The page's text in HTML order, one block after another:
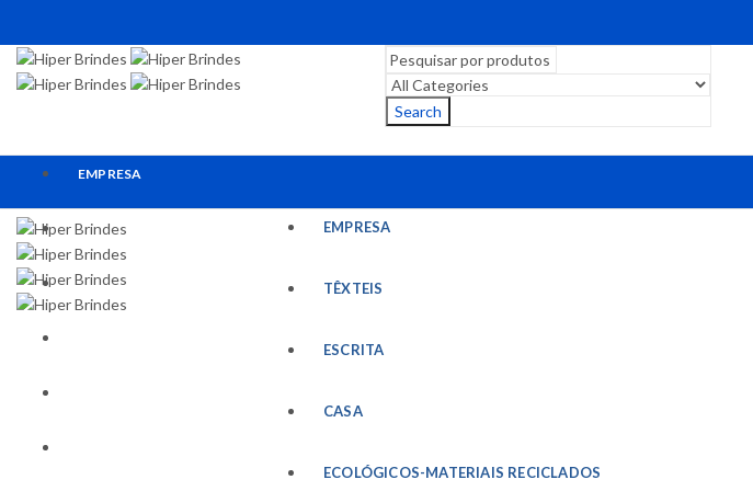
Search
EMPRESA
TÊXTEIS
ESCRITA
EMPRESA
TÊXTEIS
ESCRITA
CASA
ECOLÓGICOS-MATERIAIS RECICLADOS